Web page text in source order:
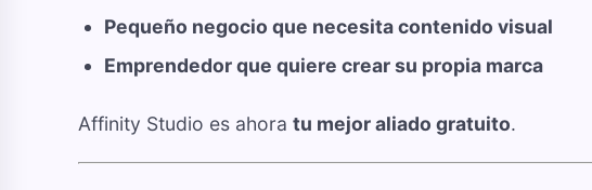
Pequeño negocio que necesita contenido visual
Emprendedor que quiere crear su propia marca
Affinity Studio es ahora tu mejor aliado gratuito.